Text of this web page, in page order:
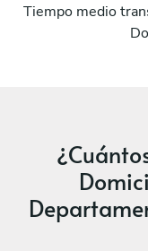
Tiempo medio